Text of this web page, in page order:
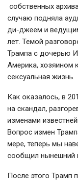
собственных
случаю подняла
ди-джеем и
лет. Темой
Трампа с дочерью
Америка, хозяином
сексуальная жизнь.
Как оказалось, в
на скандал,
изменами
Вопрос измен
мере, теперь мы
сообщил нынешний
После этого Трамп